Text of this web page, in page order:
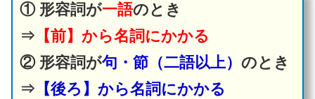
① 形容詞が一語のとき
⇒ 【前】から名詞にかかる
② 形容詞が句・節（二語以上） のとき
⇒ 【後ろ】から名詞にかかる